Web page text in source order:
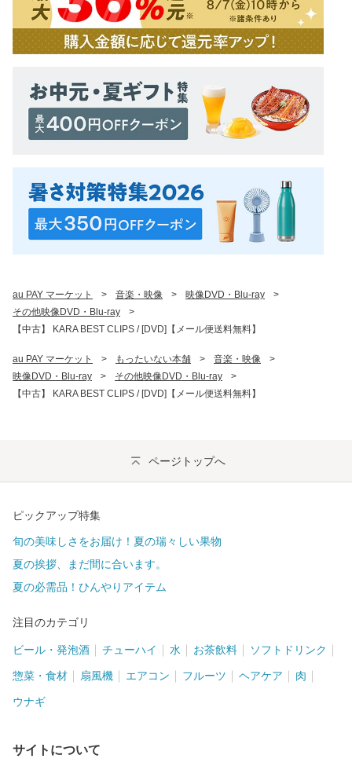
au PAY マーケット > 音楽・映像 > 映像DVD・Blu-ray
>
その他映像DVD・Blu-ray
>
【中古】 KARA BEST CLIPS / [DVD]【メール便送料無料】
au PAY マーケット > もったいない本舗 > 音楽・映像
>
映像DVD・Blu-ray
> その他映像DVD・Blu-ray
>
【中古】 KARA BEST CLIPS / [DVD]【メール便送料無料】
ページトップへ
ピックアップ特集
旬の美味しさをお届け！夏の瑞々しい果物
夏の挨拶、まだ間に合います。
夏の必需品！ひんやりアイテム
注目のカテゴリ
ビール・発泡酒 チューハイ 水 お茶飲料 ソフトドリンク
惣菜・食材 扇風機 エアコン フルーツ ヘアケア 肉
ウナギ
サイトについて